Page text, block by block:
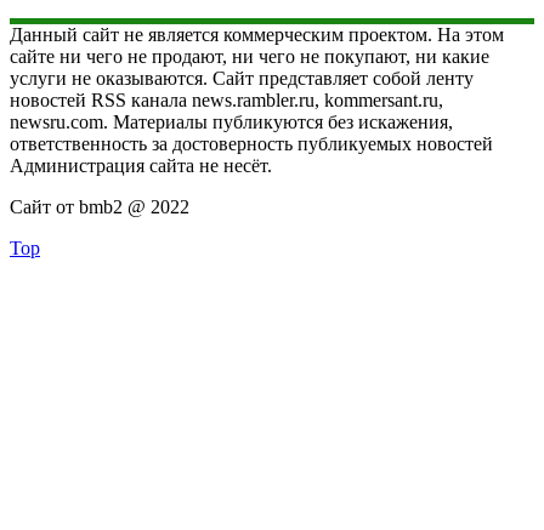
Данный сайт не является коммерческим проектом. На этом
сайте ни чего не продают, ни чего не покупают, ни какие
услуги не оказываются. Сайт представляет собой ленту
новостей RSS канала news.rambler.ru, kommersant.ru,
newsru.com. Материалы публикуются без искажения,
ответственность за достоверность публикуемых новостей
Администрация сайта не несёт.
Сайт от bmb2 @ 2022
Top